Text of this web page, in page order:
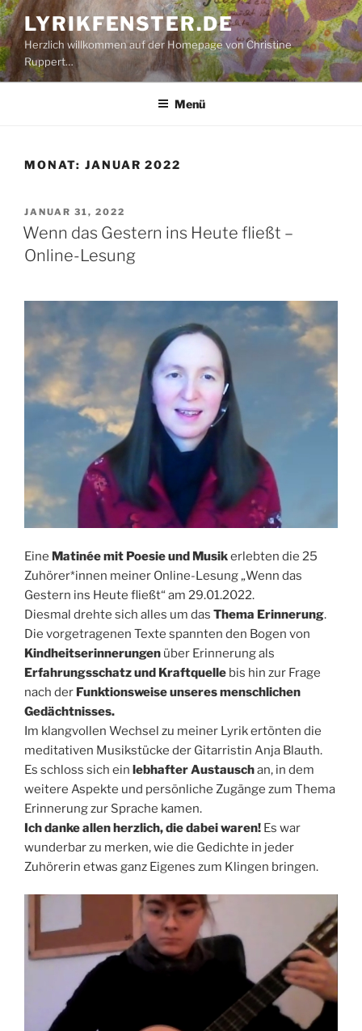
Zum
Inhalt
springen
LYRIKFENSTER.DE
Herzlich willkommen auf der Homepage von Christine
Ruppert…
Menü
MONAT: JANUAR 2022
VERÖFFENTLICHT
AM
JANUAR 31, 2022
Wenn das Gestern ins Heute fließt –
Online-Lesung
Eine Matinée mit Poesie und Musikerlebten die 25
Zuhörer*innen meiner Online-Lesung „Wenn das
Gestern ins Heute fließt“ am 29.01.2022.
Diesmal drehte sich alles um das Thema Erinnerung.
Die vorgetragenen Texte spannten den Bogen von
Kindheitserinnerungen über Erinnerung als
Erfahrungsschatz und Kraftquelle bis hin zur Frage
nach der Funktionsweise unseres menschlichen
Gedächtnisses.
Im klangvollen Wechsel zu meiner Lyrik ertönten die
meditativen Musikstücke der Gitarristin Anja Blauth.
Es schloss sich ein lebhafter Austauschan, in dem
weitere Aspekte und persönliche Zugänge zum Thema
Erinnerung zur Sprache kamen.
Ich danke allen herzlich, die dabei waren! Es war
wunderbar zu merken, wie die Gedichte in jeder
Zuhörerin etwas ganz Eigenes zum Klingen bringen.